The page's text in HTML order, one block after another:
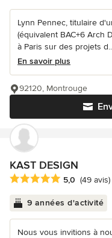
Lynn Pennec, titulaire
(équivalent BAC+6 Arch
à Paris sur des projets
En savoir plus
92120, Montrouge
KAST DESIGN
Note moyenne : 5 étoiles
5,0 (49 avis)
9 années d'activité
Nous vous invitions à